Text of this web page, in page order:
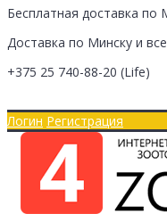
Бесплатная доставка по
Доставка по Минску и
+375 25 740-88-20 (Life)
Логин Регистрация